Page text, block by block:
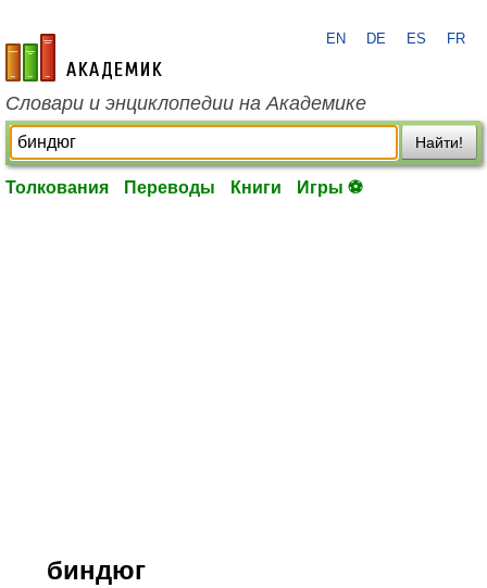
academic.ru
EN DE ES FR
Словари и энциклопедии на Академике
Найти!
Толкования Переводы Книги Игры ⚽
биндюг